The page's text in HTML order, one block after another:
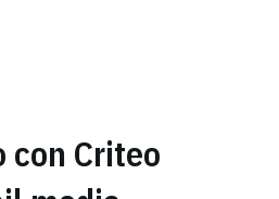
con Criteo